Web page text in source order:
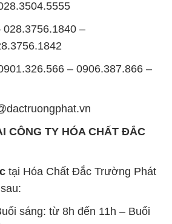
sáng: từ 8h đến 11h – Buổi
17h
8h đến 11h – Buổi chiều: từ
nhật hàng tuần